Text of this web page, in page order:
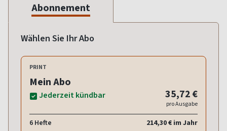
Abonnement
Wählen Sie Ihr Abo
PRINT
Mein Abo
Jederzeit kündbar 35,72 €
pro Ausgabe
6 Hefte 214,30 € im Jahr